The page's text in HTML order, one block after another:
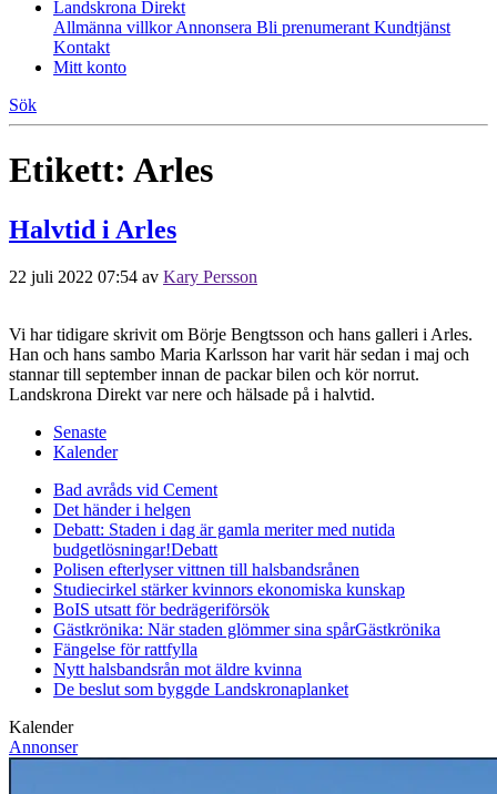
Landskrona Direkt
Allmänna villkorAnnonsera Bli prenumerant Kundtjänst
Kontakt
Mitt konto
Sök
Etikett: Arles
Halvtid i Arles
22 juli 2022 07:54 av Kary Persson
Vi har tidigare skrivit om Börje Bengtsson och hans galleri i Arles.
Han och hans sambo Maria Karlsson har varit här sedan i maj och
stannar till september innan de packar bilen och kör norrut.
Landskrona Direkt var nere och hälsade på i halvtid.
Senaste
Kalender
Bad avråds vid Cement
Det händer i helgen
Debatt: Staden i dag är gamla meriter med nutida
budgetlösningar!Debatt
Polisen efterlyser vittnen till halsbandsrånen
Studiecirkel stärker kvinnors ekonomiska kunskap
BoIS utsatt för bedrägeriförsök
Gästkrönika: När staden glömmer sina spårGästkrönika
Fängelse för rattfylla
Nytt halsbandsrån mot äldre kvinna
De beslut som byggde Landskronaplanket
Kalender
Annonser